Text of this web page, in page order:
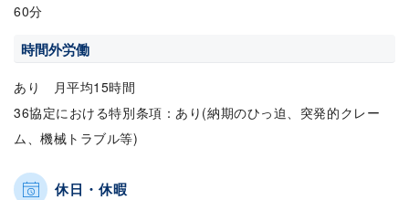
60分
時間外労働
あり 月平均15時間
36協定における特別条項：あり(納期のひっ迫、突発的クレー
ム、機械トラブル等)
休日・休暇